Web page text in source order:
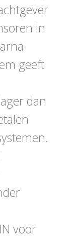
in
geeft
dan
voor